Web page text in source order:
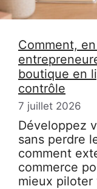
Comment,
boutique en
contrôle
7 juillet 2026
Développez
sans perdre
comment
commerce
mieux piloter